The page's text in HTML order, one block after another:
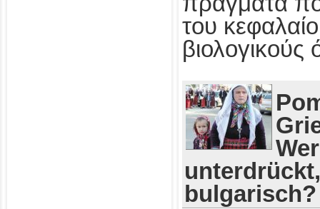
του
βιολογικούς
bulgarisch?